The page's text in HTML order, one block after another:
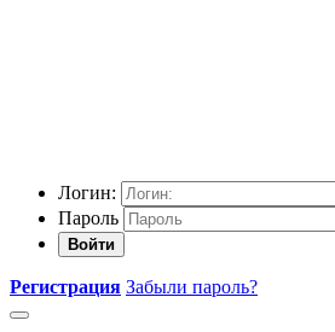
Логин:
Пароль
Войти
Регистрация Забыли пароль?